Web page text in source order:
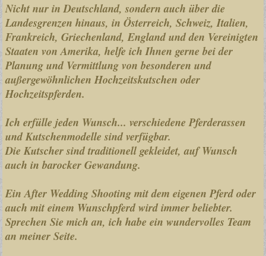
Nicht nur in Deutschland, sondern auch über die
Landesgrenzen hinaus, in Österreich, Schweiz, Italien,
Frankreich, Griechenland, England und den Vereinigten
Staaten von Amerika, helfe ich Ihnen gerne bei der
Planung und Vermittlung von besonderen und
außergewöhnlichen Hochzeitskutschen oder
Hochzeitspferden.
Ich erfülle jeden Wunsch... verschiedene Pferderassen
und Kutschenmodelle sind verfügbar.
Die Kutscher sind traditionell gekleidet, auf Wunsch
auch in barocker Gewandung.
Ein After Wedding Shooting mit dem eigenen Pferd oder
auch mit einem Wunschpferd wird immer beliebter.
Sprechen Sie mich an, ich habe ein wundervolles Team
an meiner Seite.